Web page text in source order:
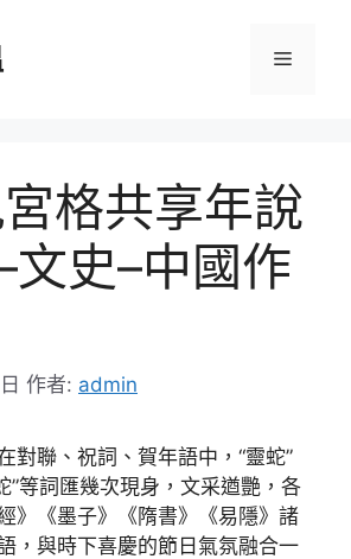
選
格共享年說
文史–中國作
作者: admin
對聯、祝詞、賀年語中，“靈蛇”
”等詞匯幾次現身，文采遒艷，各
》《墨子》《隋書》《易隱》諸
，與時下喜慶的節日氣氛融合一